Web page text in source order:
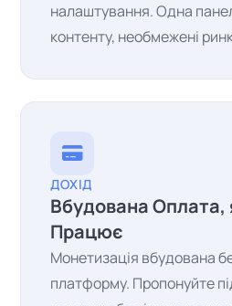
налаштування. Одна
контенту, необмежені
ДОХІД
Вбудована Оплата,
Працює
Монетизація вбудована
платформу. Пропонуйте